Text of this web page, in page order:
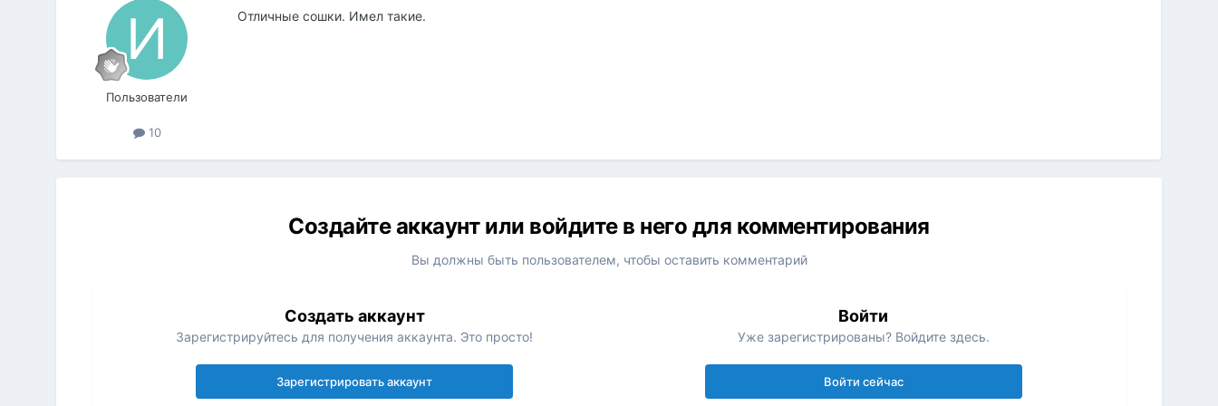
Пользователи
10
Отличные сошки. Имел такие.
Создайте аккаунт или войдите в него для комментирования
Вы должны быть пользователем, чтобы оставить комментарий
Создать аккаунт
Зарегистрируйтесь для получения аккаунта. Это просто!
Зарегистрировать аккаунт
Войти
Уже зарегистрированы? Войдите здесь.
Войти сейчас